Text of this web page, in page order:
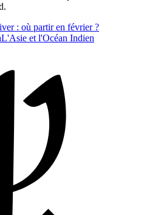
: où partir en février ?
L'Asie et l'Océan Indien